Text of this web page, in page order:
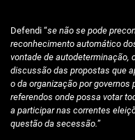
Defendi “se não se pode
reconhecimento automático
vontade de autodeterminação,
discussão das propostas que
o da organização por governos
referendos onde possa votar
a participar nas correntes
questão da secessão.”